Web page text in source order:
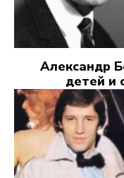
Александр
детей и